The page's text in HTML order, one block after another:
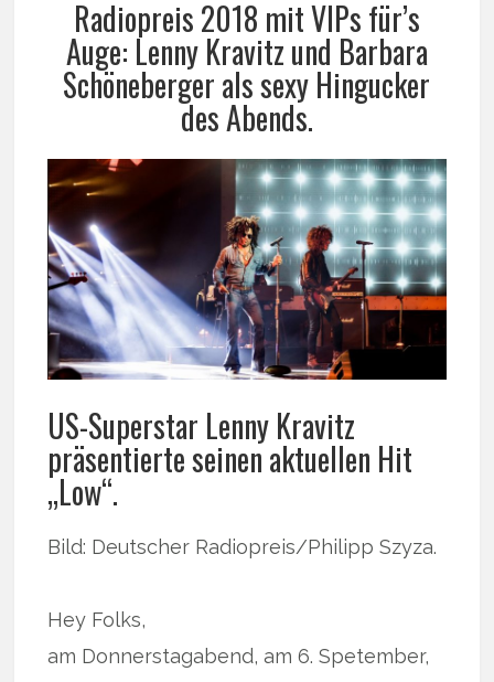
Radiopreis 2018 mit VIPs für’s
Auge: Lenny Kravitz und Barbara
Schöneberger als sexy Hingucker
des Abends.
US-Superstar Lenny Kravitz
präsentierte seinen aktuellen Hit
„Low“.
Bild: Deutscher Radiopreis/Philipp Szyza.
Hey Folks,
am Donnerstagabend, am 6. Spetember,